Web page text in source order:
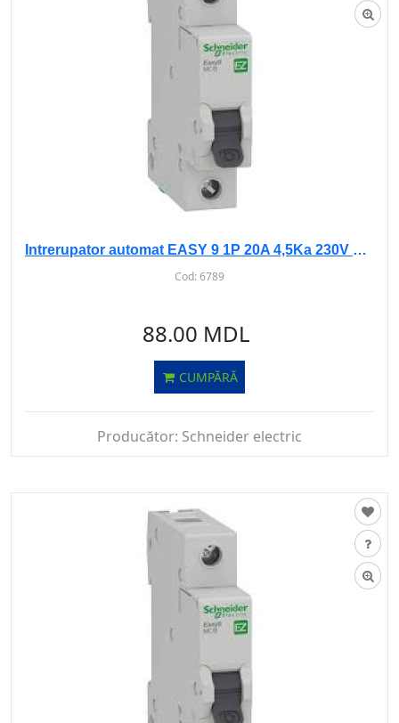
Intrerupator automat EASY 9 1P 20A 4,5Ka 230V curba B
Cod:6789
88.00 MDL
CUMPĂRĂ
Producător: Schneider electric